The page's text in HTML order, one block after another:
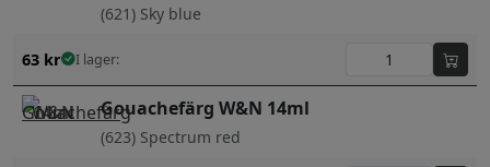
(621) Sky blue
63 kr I lager:
Gouachefärg W&N 14ml
(623) Spectrum red